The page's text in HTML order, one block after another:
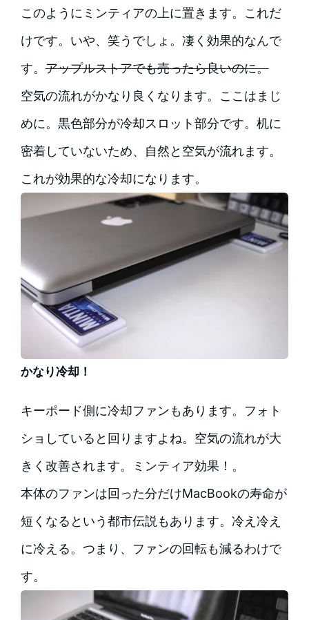
このようにミンティアの上に置きます。これだ
けです。いや、笑うでしょ。凄く効果的なんで
す。アップルストアでも売ったら良いのに。
空気の流れがかなり良くなります。ここはまじ
めに。黒色部分が冷却スロット部分です。机に
密着していないため、自然と空気が流れます。
これが効果的な冷却になります。
かなり冷却！
キーポード側に冷却ファンもあります。フォト
ショしていると回りますよね。空気の流れが大
きく改善されます。ミンティア効果！。
本体のファンは回った分だけMacBookの寿命が
短くなるという都市伝説もあります。冷え冷え
に冷える。つまり、ファンの回転も減るわけで
す。